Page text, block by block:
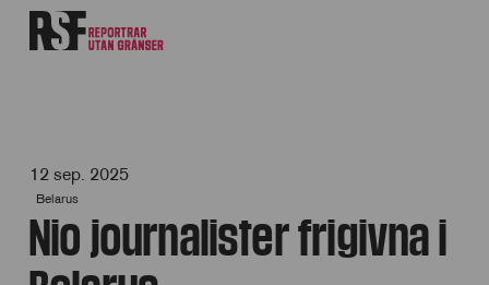
12 sep. 2025
Belarus
Nio journalister frigivna i